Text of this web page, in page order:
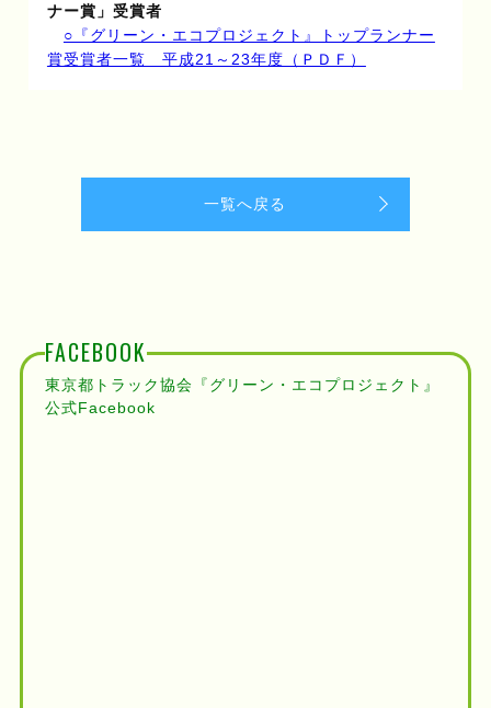
ナー賞」受賞者
○『グリーン・エコプロジェクト』トップランナー
賞受賞者一覧 平成21～23年度（ＰＤＦ）
一覧へ戻る
FACEBOOK
東京都トラック協会『グリーン・エコプロジェクト』
公式Facebook